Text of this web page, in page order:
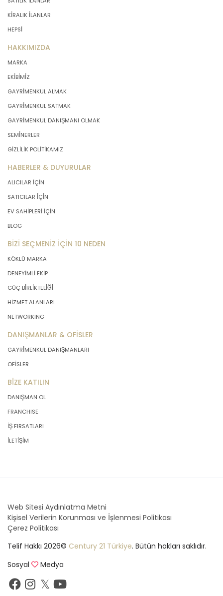
KİRALIK İLANLAR
HEPSİ
HAKKIMIZDA
MARKA
EKİBİMİZ
GAYRİMENKUL ALMAK
GAYRİMENKUL SATMAK
GAYRİMENKUL DANIŞMANI OLMAK
SEMİNERLER
GİZLİLİK POLİTİKAMIZ
HABERLER & DUYURULAR
ALICILAR İÇİN
SATICILAR İÇİN
EV SAHİPLERİ İÇİN
BLOG
BİZİ SEÇMENİZ İÇİN 10 NEDEN
KÖKLÜ MARKA
DENEYİMLİ EKİP
GÜÇ BİRLİKTELİĞİ
HİZMET ALANLARI
NETWORKING
DANIŞMANLAR & OFİSLER
GAYRİMENKUL DANIŞMANLARI
OFİSLER
BİZE KATILIN
DANIŞMAN OL
FRANCHISE
İŞ FIRSATLARI
İLETİŞİM
Web Sitesi Aydınlatma Metni
Kişisel Verilerin Korunması ve İşlenmesi Politikası
Çerez Politikası
Telif Hakkı 2026© Century 21 Türkiye. Bütün hakları saklıdır.
Sosyal
Medya